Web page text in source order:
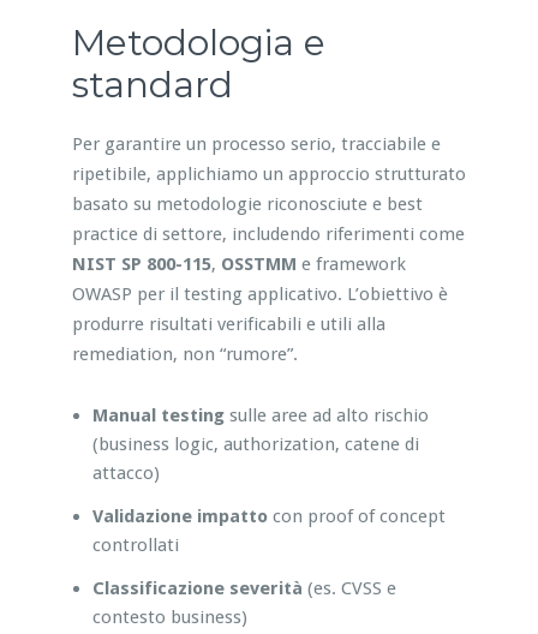
Metodologia e
standard
Per garantire un processo serio, tracciabile e
ripetibile, applichiamo un approccio strutturato
basato su metodologie riconosciute e best
practice di settore, includendo riferimenti come
NIST SP 800-115, OSSTMM e framework
OWASP per il testing applicativo. L’obiettivo è
produrre risultati verificabili e utili alla
remediation, non “rumore”.
Manual testingsulle aree ad alto rischio
(business logic, authorization, catene di
attacco)
Validazione impattocon proof of concept
controllati
Classificazione severità (es. CVSS e
contesto business)